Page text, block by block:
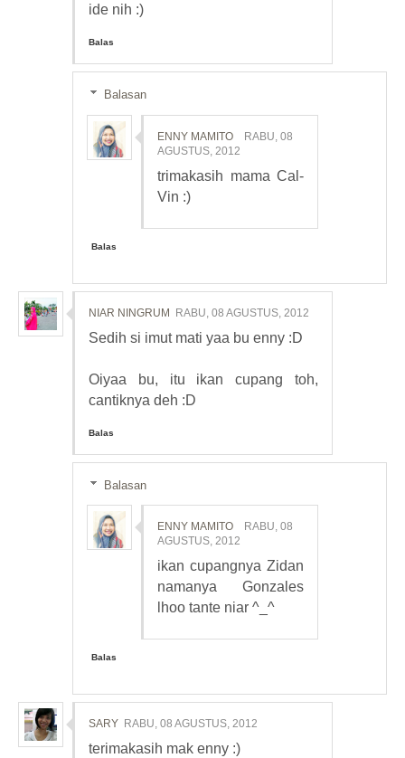
ide nih :)
Balas
Balasan
ENNY MAMITO
RABU, 08
AGUSTUS, 2012
trimakasih mama Cal-
Vin :)
Balas
NIAR NINGRUM RABU, 08 AGUSTUS, 2012
Sedih si imut mati yaa bu enny :D
Oiyaa bu, itu ikan cupang toh,
cantiknya deh :D
Balas
Balasan
ENNY MAMITO
RABU, 08
AGUSTUS, 2012
ikan cupangnya Zidan
namanya Gonzales
lhoo tante niar ^_^
Balas
SARY RABU, 08 AGUSTUS, 2012
terimakasih mak enny :)